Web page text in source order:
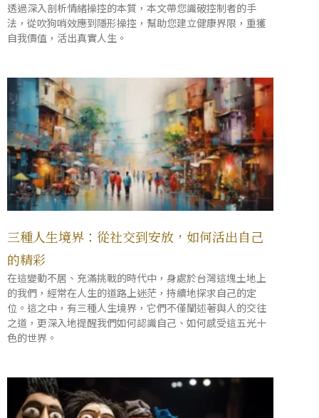
透過深入剖析情緒操控的本質，本文帶您識破控制者的手
法，從吹狗哨效應到隱形操控，幫助您建立健康界限，重獲
自我價值，活出真實人生。
三種人生境界：從社交到安放，如何活出自己
的精彩
在這變動不居、充滿挑戰的時代中，身處於台灣這塊土地上
的我們，經常在人生的道路上迷茫，持續地探求自己的定
位。這之中，有三種人生境界，它們不僅闡述著與人的交往
之道，更深入地提醒我們如何認識自己、如何感受這五光十
色的世界。